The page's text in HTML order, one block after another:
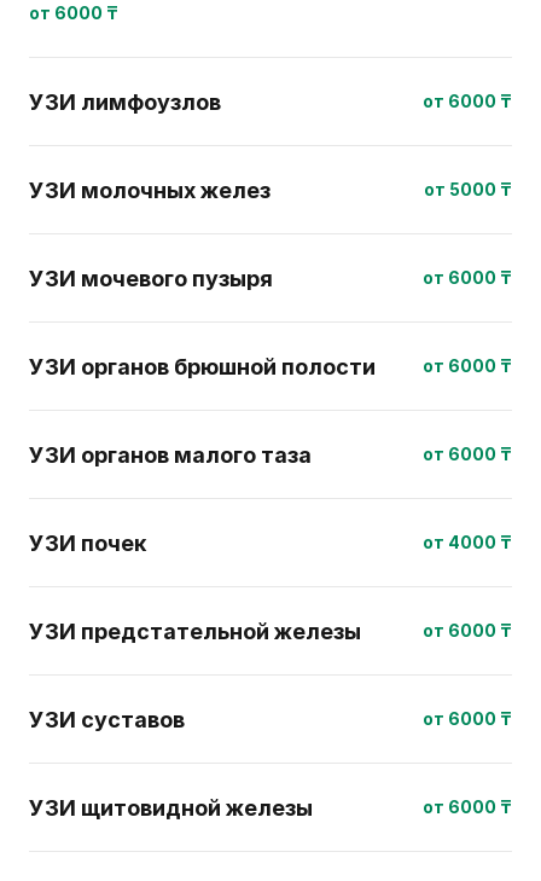
от 6000 ₸
УЗИ лимфоузлов от 6000 ₸
УЗИ молочных желез от 5000 ₸
УЗИ мочевого пузыря от 6000 ₸
УЗИ органов брюшной полости от 6000 ₸
УЗИ органов малого таза от 6000 ₸
УЗИ почек от 4000 ₸
УЗИ предстательной железы от 6000 ₸
УЗИ суставов от 6000 ₸
УЗИ щитовидной железы от 6000 ₸